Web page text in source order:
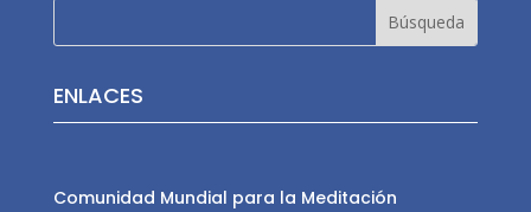
ENLACES
Comunidad Mundial para la Meditación